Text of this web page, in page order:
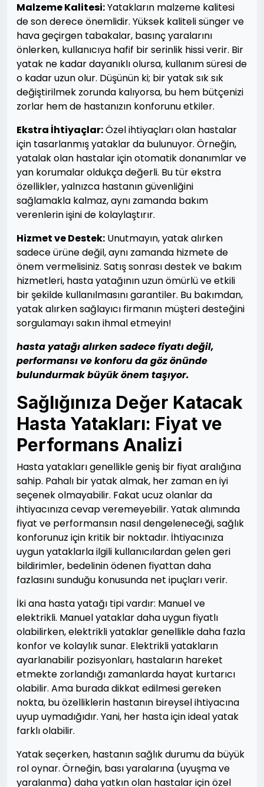
Malzeme Kalitesi:Yatakların malzeme kalitesi
de son derece önemlidir. Yüksek kaliteli sünger ve
hava geçirgen tabakalar, basınç yaralarını
önlerken, kullanıcıya hafif bir serinlik hissi verir. Bir
yatak ne kadar dayanıklı olursa, kullanım süresi de
o kadar uzun olur. Düşünün ki; bir yatak sık sık
değiştirilmek zorunda kalıyorsa, bu hem bütçenizi
zorlar hem de hastanızın konforunu etkiler.
Ekstra İhtiyaçlar:Özel ihtiyaçları olan hastalar
için tasarlanmış yataklar da bulunuyor. Örneğin,
yatalak olan hastalar için otomatik donanımlar ve
yan korumalar oldukça değerli. Bu tür ekstra
özellikler, yalnızca hastanın güvenliğini
sağlamakla kalmaz, aynı zamanda bakım
verenlerin işini de kolaylaştırır.
Hizmet ve Destek: Unutmayın, yatak alırken
sadece ürüne değil, aynı zamanda hizmete de
önem vermelisiniz. Satış sonrası destek ve bakım
hizmetleri, hasta yatağının uzun ömürlü ve etkili
bir şekilde kullanılmasını garantiler. Bu bakımdan,
yatak alırken sağlayıcı firmanın müşteri desteğini
sorgulamayı sakın ihmal etmeyin!
hasta yatağı alırken sadece fiyatı değil,
performansı ve konforu da göz önünde
bulundurmak büyük önem taşıyor.
Sağlığınıza Değer Katacak
Hasta Yatakları: Fiyat ve
Performans Analizi
Hasta yatakları genellikle geniş bir fiyat aralığına
sahip. Pahalı bir yatak almak, her zaman en iyi
seçenek olmayabilir. Fakat ucuz olanlar da
ihtiyacınıza cevap veremeyebilir. Yatak alımında
fiyat ve performansın nasıl dengeleneceği, sağlık
konforunuz için kritik bir noktadır. İhtiyacınıza
uygun yataklarla ilgili kullanıcılardan gelen geri
bildirimler, bedelinin ödenen fiyattan daha
fazlasını sunduğu konusunda net ipuçları verir.
İki ana hasta yatağı tipi vardır: Manuel ve
elektrikli. Manuel yataklar daha uygun fiyatlı
olabilirken, elektrikli yataklar genellikle daha fazla
konfor ve kolaylık sunar. Elektrikli yatakların
ayarlanabilir pozisyonları, hastaların hareket
etmekte zorlandığı zamanlarda hayat kurtarıcı
olabilir. Ama burada dikkat edilmesi gereken
nokta, bu özelliklerin hastanın bireysel ihtiyacına
uyup uymadığıdır. Yani, her hasta için ideal yatak
farklı olabilir.
Yatak seçerken, hastanın sağlık durumu da büyük
rol oynar. Örneğin, bası yaralarına (uyuşma ve
yaralanma) daha yatkın olan hastalar için özel